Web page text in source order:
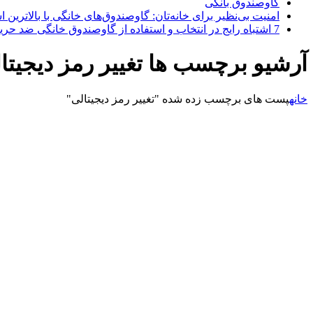
گاوصندوق بانکی
امنیت بی‌نظیر برای خانه‌تان: گاوصندوق‌های خانگی با بالاترین
7 اشتباه رایج در انتخاب و استفاده از گاوصندوق خانگی ضد حریق
آرشیو برچسب ها تغییر رمز
خانهپست های برچسب زده شده "تغییر رمز دیجیتالی"